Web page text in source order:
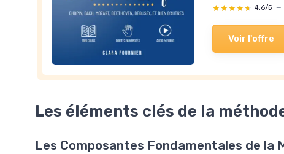
★★★★★
★★★★★ 4,6/5 —
Voir l'offre
Les éléments clés de la
Les Composantes Fondamentales de la